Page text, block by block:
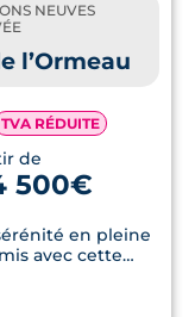
NEUVES
l’Ormeau
TVA RÉDUITE
de
500€
en pleine
avec cette
à quelques